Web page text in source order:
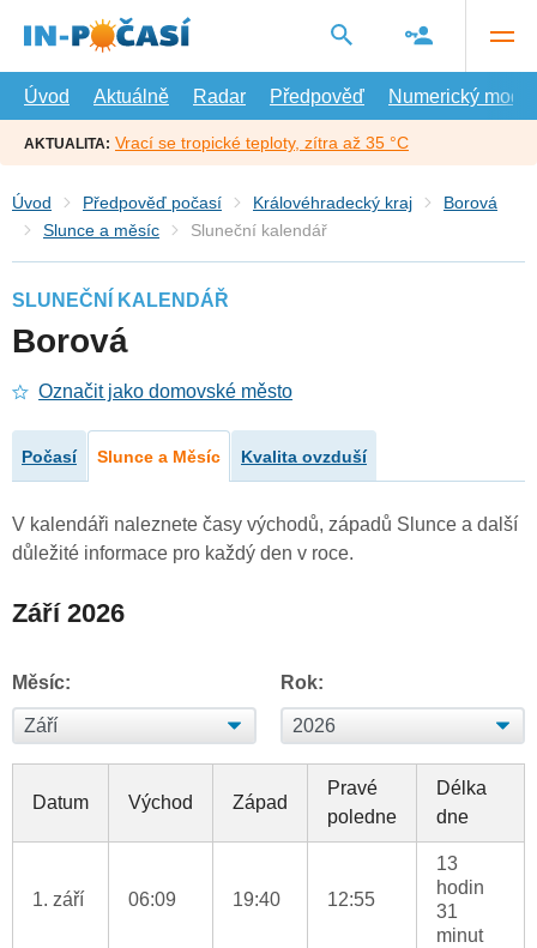
hlavní
Úvod
Aktuálně Radar Předpověď Numerický model
AKTUALITA: Vrací se tropické teploty, zítra až 35 °C
Úvod Předpověď počasí Královéhradecký kraj
Borová
Slunce a měsíc
Sluneční kalendář
SLUNEČNÍ KALENDÁŘ
Borová
Označit jako domovské město
Počasí Slunce a Měsíc Kvalita ovzduší
V kalendáři naleznete časy východů, západů Slunce a další
důležité informace pro každý den v roce.
Září 2026
Měsíc: Rok:
Datum Východ Západ
Pravé
poledne
Délka
dne
1. září 06:09 19:40 12:55
13
hodin
31
minut